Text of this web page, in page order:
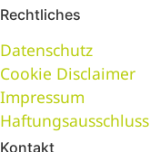
Rechtliches
Datenschutz
Cookie Disclaimer
Impressum
Haftungsausschluss
Kontakt